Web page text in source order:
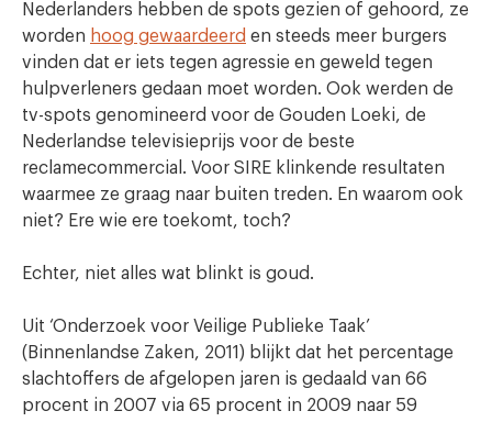
Nederlanders hebben de spots gezien of gehoord, ze
worden hoog gewaardeerd en steeds meer burgers
vinden dat er iets tegen agressie en geweld tegen
hulpverleners gedaan moet worden. Ook werden de
tv-spots genomineerd voor de Gouden Loeki, de
Nederlandse televisieprijs voor de beste
reclamecommercial. Voor SIRE klinkende resultaten
waarmee ze graag naar buiten treden. En waarom ook
niet? Ere wie ere toekomt, toch?
Echter, niet alles wat blinkt is goud.
Uit ‘Onderzoek voor Veilige Publieke Taak’
(Binnenlandse Zaken, 2011) blijkt dat het percentage
slachtoffers de afgelopen jaren is gedaald van 66
procent in 2007 via 65 procent in 2009 naar 59